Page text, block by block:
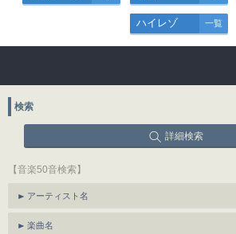
ハイレゾ 一覧
検索
詳細検索
【音楽50音検索】
アーティスト名
楽曲名